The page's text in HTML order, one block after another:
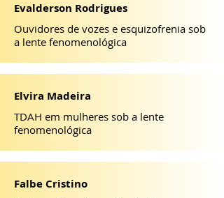
Evalderson Rodrigues
Ouvidores de vozes e esquizofrenia sob
a lente fenomenológica
Elvira Madeira
TDAH em mulheres sob a lente
fenomenológica
Falbe Cristino